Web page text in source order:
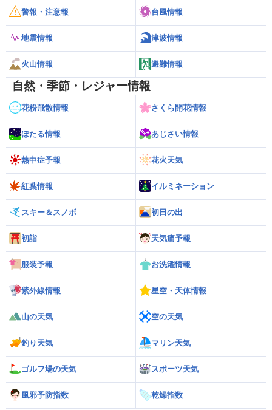
警報・注意報 台風情報
地震情報 津波情報
火山情報 避難情報
自然・季節・レジャー情報
花粉飛散情報 さくら開花情報
ほたる情報 あじさい情報
熱中症予報 花火天気
紅葉情報 イルミネーション
スキー＆スノボ 初日の出
初詣 天気痛予報
服装予報 お洗濯情報
紫外線情報 星空・天体情報
山の天気 空の天気
釣り天気 マリン天気
ゴルフ場の天気 スポーツ天気
風邪予防指数 乾燥指数